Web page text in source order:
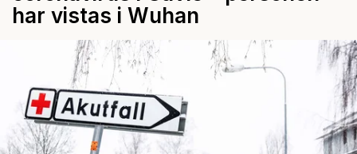
har vistas i Wuhan